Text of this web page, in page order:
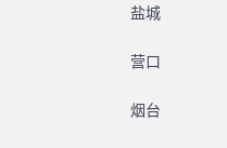
盐城
营口
烟台